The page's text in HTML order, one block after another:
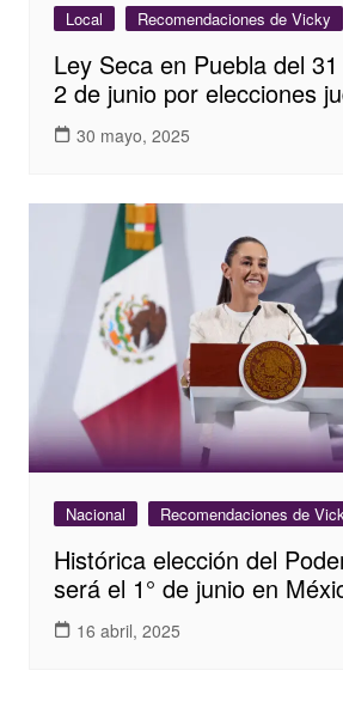
Local Recomendaciones de Vicky
Ley Seca en Puebla del
2 de junio por elecciones
30 mayo, 2025
Nacional Recomendaciones de
Histórica elección del
será el 1° de junio en
16 abril, 2025